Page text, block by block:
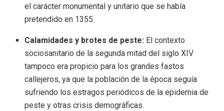
el carácter monumental y unitario que se había
pretendido en 1355.
Calamidades y brotes de peste: El contexto
sociosanitario de la segunda mitad del siglo XIV
tampoco era propicio para los grandes fastos
callejeros, ya que la población de la época seguía
sufriendo los estragos periódicos de la epidemia de
peste y otras crisis demográficas.